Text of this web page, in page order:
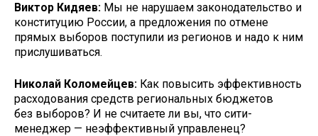
Виктор Кидяев: Мы не нарушаем законодательство и
конституцию России, а предложения по отмене
прямых выборов поступили из регионов и надо к ним
прислушиваться.
Николай Коломейцев: Как повысить эффективность
расходования средств региональных бюджетов
без выборов? И не считаете ли вы, что сити-
менеджер — неэффективный управленец?